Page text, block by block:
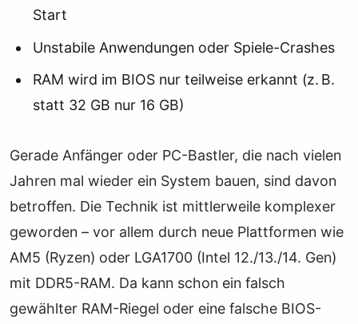
Start
Unstabile Anwendungen oder Spiele-Crashes
RAM wird im BIOS nur teilweise erkannt (z. B.
statt 32 GB nur 16 GB)
Gerade Anfänger oder PC-Bastler, die nach vielen
Jahren mal wieder ein System bauen, sind davon
betroffen. Die Technik ist mittlerweile komplexer
geworden – vor allem durch neue Plattformen wie
AM5 (Ryzen) oder LGA1700 (Intel 12./13./14. Gen)
mit DDR5-RAM. Da kann schon ein falsch
gewählter RAM-Riegel oder eine falsche BIOS-